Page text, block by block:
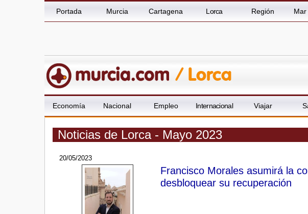
Portada Murcia Cartagena Lorca Región
Economía Nacional Empleo Internacional Viajar
Noticias de Lorca - Mayo 2023
20/05/2023
Francisco Morales asumirá la
desbloquear su recuperación